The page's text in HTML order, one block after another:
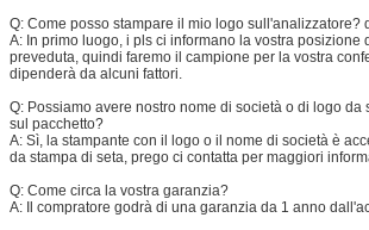
Q: Come posso stampare il mio logo sull'analizzatore?
A: In primo luogo, i pls ci informano la vostra posizione
preveduta, quindi faremo il campione per la vostra
dipenderà da alcuni fattori.
Q: Possiamo avere nostro nome di società o di logo da
sul pacchetto?
A: Sì, la stampante con il logo o il nome di società è
da stampa di seta, prego ci contatta per maggiori
Q: Come circa la vostra garanzia?
A: Il compratore godrà di una garanzia da 1 anno